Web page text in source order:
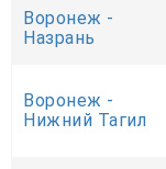
Воронеж -
Назрань
Воронеж -
Нижний Тагил